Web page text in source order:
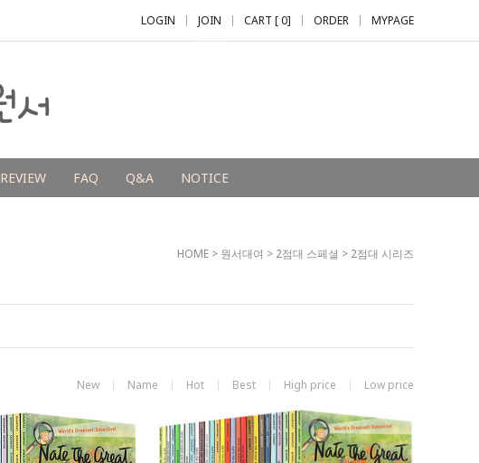
LOGIN JOIN
+2,000 P
CART [0] ORDER MYPAGE
REVIEW FAQ Q&A NOTICE
HOME > 원서대여 > 2점대 스페셜 > 2점대 시리즈
New Name Hot Best High price Low price